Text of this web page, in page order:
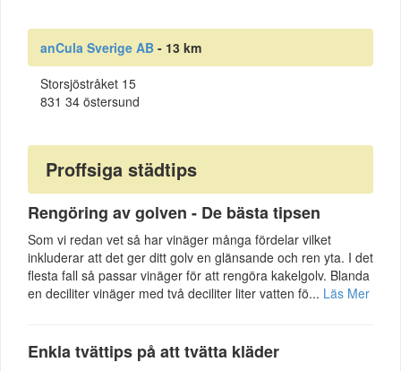
anCula Sverige AB - 13 km
Storsjöstråket 15
831 34 östersund
Proffsiga städtips
Rengöring av golven - De bästa tipsen
Som vi redan vet så har vinäger många fördelar vilket
inkluderar att det ger ditt golv en glänsande och ren yta. I det
flesta fall så passar vinäger för att rengöra kakelgolv. Blanda
en deciliter vinäger med två deciliter liter vatten fö... Läs Mer
Enkla tvättips på att tvätta kläder